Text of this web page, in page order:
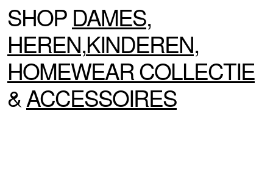
SHOP DAMES,
HEREN,KINDEREN,
HOMEWEARCOLLECTIE
&ACCESSOIRES